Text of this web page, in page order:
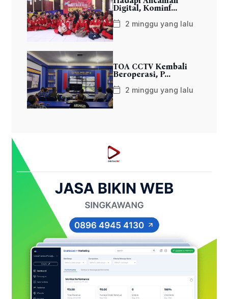
Digital, Kominf...
2 minggu yang lalu
TOA CCTV Kembali
Beroperasi, P...
2 minggu yang lalu